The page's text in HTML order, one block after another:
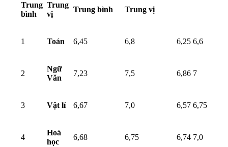
Trung
bình
Trung
vị
Trung bình Trung vị
1 Toán 6,45 6,8 6,25 6,6
2
Ngữ
Văn
7,23 7,5 6,86 7
3 Vật lí 6,67 7,0 6,57 6,75
4
Hoá
học
6,68 6,75 6,74 7,0